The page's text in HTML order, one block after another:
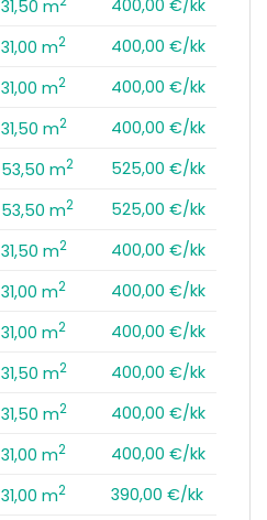
31,50 m
400,00 €/kk
31,00 m2
400,00 €/kk
31,00 m2
400,00 €/kk
31,50 m2
400,00 €/kk
53,50 m2
525,00 €/kk
53,50 m2
525,00 €/kk
31,50 m2
400,00 €/kk
31,00 m2
400,00 €/kk
31,00 m2
400,00 €/kk
31,50 m2
400,00 €/kk
31,50 m2
400,00 €/kk
31,00 m2
400,00 €/kk
31,00 m2
390,00 €/kk